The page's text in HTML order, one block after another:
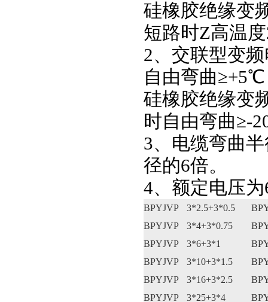
硅橡胶绝缘变
短路时Z高温
2、交联型变
自由弯曲
硅橡胶绝缘变
时自由弯曲≥-
3、电缆弯曲
径的6倍。
4、额定电压
BPYJVP 3*2.5+3*0.5
BPYJVP
3*4+3*0.75
BPYJVP
3*6+3*1
BPYJVP
3*10+3*1.5
BPYJVP
3*16+3*2.5
BPYJVP
3*25+3*4